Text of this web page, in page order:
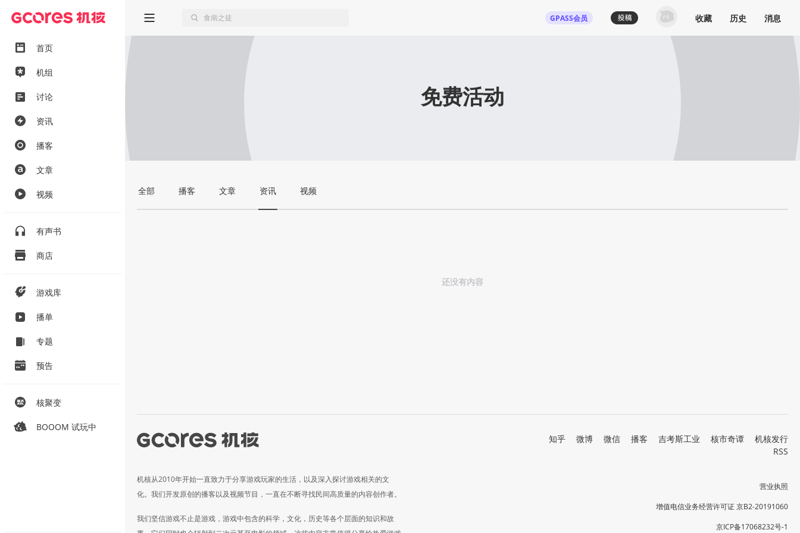
首页
机组
讨论
资讯
播客
文章
视频
有声书
商店
游戏库
播单
专题
预告
核聚变
BOOOM 试玩中
GPASS会员 收藏 历史 消息
免费活动
全部 播客 文章 资讯 视频
还没有内容
机核从2010年开始一直致力于分享游戏玩家的生活，以及深入探讨游戏相关的文
化。我们开发原创的播客以及视频节目，一直在不断寻找民间高质量的内容创作者。
我们坚信游戏不止是游戏，游戏中包含的科学，文化，历史等各个层面的知识和故
知乎 微博 微信 播客 吉考斯工业 核市奇谭
机核发行
RSS
营业执照
增值电信业务经营许可证 京B2-20191060
京ICP备17068232号-1